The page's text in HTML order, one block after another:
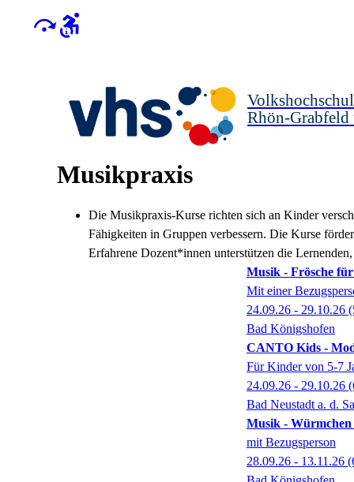
Rhön-Grabfeld
Musikpraxis
Die Musikpraxis-Kurse richten sich an Kinder
Fähigkeiten in Gruppen verbessern. Die Kurse
Erfahrene Dozent*innen unterstützen die
Musik - Frösche
Mit einer
24.09.26 - 29.10.26
Bad Königshofen
CANTO Kids -
Für Kinder von 5-7
24.09.26 - 29.10.26
Bad Neustadt a. d.
Musik - Würmchen
mit Bezugsperson
28.09.26 - 13.11.26